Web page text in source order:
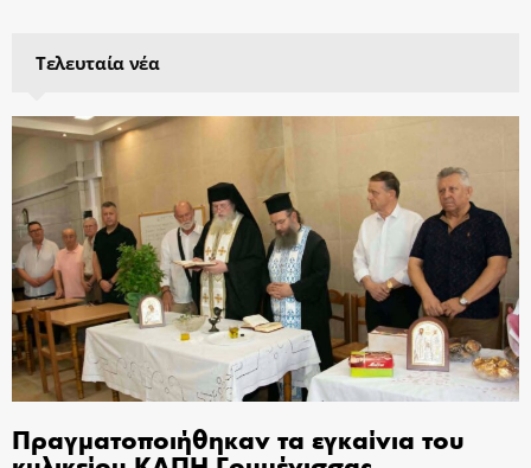
Τελευταία νέα
Πραγματοποιήθηκαν τα εγκαίνια του